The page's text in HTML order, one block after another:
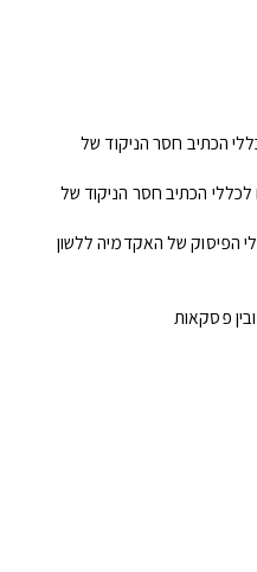
הכתיב חסר הניקוד של
לכללי הכתיב חסר הניקוד של
הפיסוק של האקדמיה ללשון
פסקאות